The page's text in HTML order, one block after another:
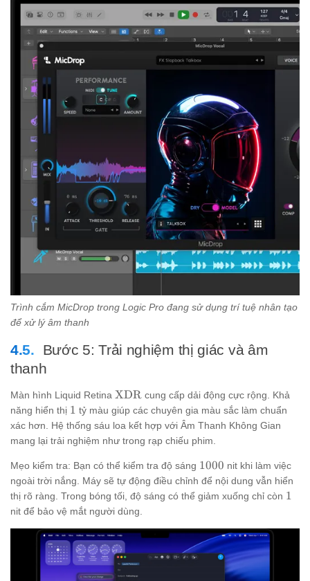
Trình cắm MicDrop trong Logic Pro đang sử dụng trí tuệ nhân tạo
để xử lý âm thanh
Bước 5: Trải nghiệm thị giác và âm
thanh
Màn hình Liquid Retina \text{XDR}
XDR cung cấp dải động cực rộng. Khả
năng hiển thị 1
1 tỷ màu giúp các chuyên gia màu sắc làm chuẩn
xác hơn. Hệ thống sáu loa kết hợp với Âm Thanh Không Gian
mang lại trải nghiệm như trong rạp chiếu phim.
Mẹo kiểm tra: Bạn có thể kiểm tra độ sáng 1000
1000 nit khi làm việc
ngoài trời nắng. Máy sẽ tự động điều chỉnh để nội dung vẫn hiển
thị rõ ràng. Trong bóng tối, độ sáng có thể giảm xuống chỉ còn 1
1
nit để bảo vệ mắt người dùng.